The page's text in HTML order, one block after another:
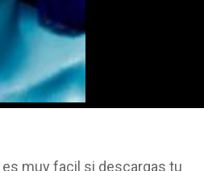
es muy facil si descargas tu